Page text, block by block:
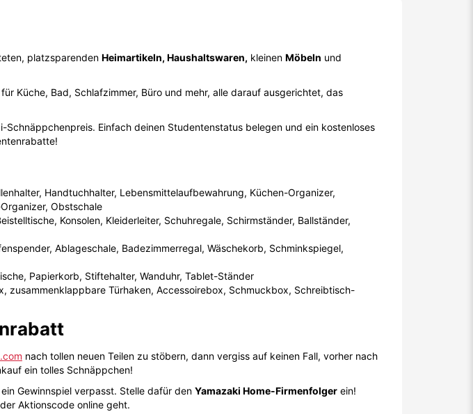
platzsparenden Heimartikeln, Haushaltswaren, kleinen Möbeln und
für Küche, Bad, Schlafzimmer, Büro und mehr, alle darauf ausgerichtet, das
Einfach deinen Studentenstatus belegen und ein kostenloses
Handtuchhalter, Lebensmittelaufbewahrung, Küchen-Organizer,
Obstschale
Konsolen, Kleiderleiter, Schuhregale, Schirmständer, Ballständer,
Ablageschale, Badezimmerregal, Wäschekorb, Schminkspiegel,
Papierkorb, Stiftehalter, Wanduhr, Tablet-Ständer
zusammenklappbare Türhaken, Accessoirebox, Schmuckbox, Schreibtisch-
nach tollen neuen Teilen zu stöbern, dann vergiss auf keinen Fall, vorher nach
ein tolles Schnäppchen!
Gewinnspiel verpasst. Stelle dafür den Yamazaki Home-Firmenfolger ein!
Aktionscode online geht.